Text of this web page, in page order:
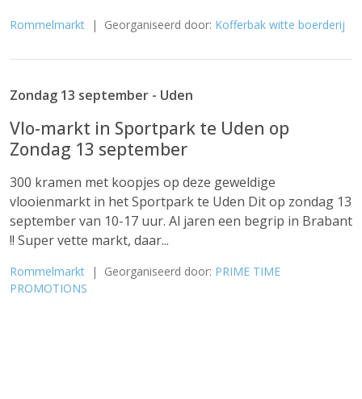
Rommelmarkt | Georganiseerd door: Kofferbak witte boerderij
Zondag 13 september - Uden
Vlo-markt in Sportpark te Uden op
Zondag 13 september
300 kramen met koopjes op deze geweldige
vlooienmarkt in het Sportpark te Uden Dit op zondag 13
september van 10-17 uur. Al jaren een begrip in Brabant
!! Super vette markt, daar...
Rommelmarkt | Georganiseerd door: PRIME TIME
PROMOTIONS